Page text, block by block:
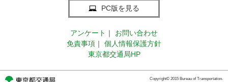
PC版を見る
アンケート ｜
お問い合わせ
免責事項 ｜
個人情報保護方針
東京都交通局HP
Copyright© 2015 Bureau of Transportation.